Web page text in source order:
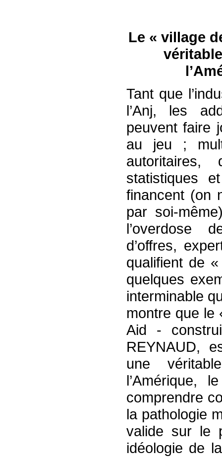
Le « village
Tant que
l’Anj, les
peuvent faire
au jeu ;
autoritaires,
statistiques
financent (on
par soi-
l’overdose
d’offres,
qualifient de
quelques
interminable
montre que le
Aid -
REYNAUD,
une
l’Amérique,
comprendre
la pathologie
valide sur le
idéologie de